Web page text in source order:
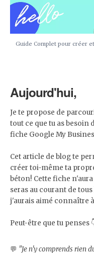
Guide Complet pour créer
Aujourd'hui,
Je te propose de
tout ce que tu as
fiche Google My
Cet article de blog te
créer toi-même ta
béton! Cette fiche
seras au courant de
j'aurais aimé connaître
Peut-être que tu penses
💬 "Je n'y comprends rien